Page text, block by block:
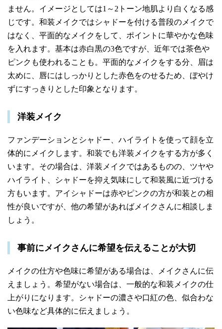
ません。イメージとしては1～2トーン地肌より白くなる感
じです。 和装メイクではシャドーを付ける普段のメイクで
はなく、平面的なメイクをして、ポイントに華やかな色味
を入れます。基本は赤白黒の3色ですが、近年では茶色や
ピンクも使われることも。 平面的なメイクをする分、眉は
太めに、唇にはしっかりとした赤色をのせるため、ぼやけ
ずにすっきりとした印象となります。
洋装メイク
ファンデーションとシャドー、ハイライトを使って顔を立
体的にメイクします。和装でも洋装メイクをする方が多く
います。その場合は、洋装メイクではあるものの、ツヤや
ハイライト、シャドーを抑え気味にして和装風に近づける
方もいます。 アイシャドーは赤やピンクの方が和装との相
性が良いですが、他の希望があればメイクさんに相談しま
しょう。
事前にメイクさんに希望を伝えることが大切
メイクの仕方や色味に希望がある場合は、メイクさんに伝
えましょう。希望がない場合は、一般的な和装メイクの仕
上がりになります。シャドーの濃さや口紅の色、似合わな
い色味など具体的に伝えましょう。